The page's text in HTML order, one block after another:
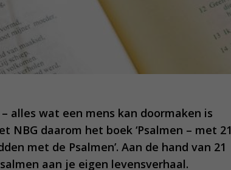
alles wat een mens kan doormaken is
daarom het boek ‘Psalmen – met 21
met de Psalmen’. Aan de hand van 21
aan je eigen levensverhaal.